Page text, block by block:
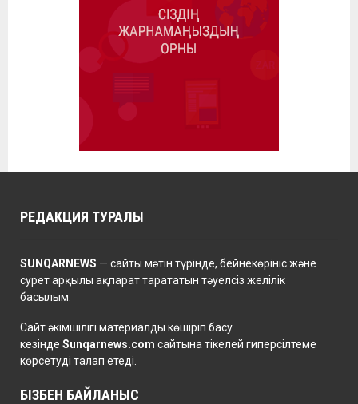
РЕДАКЦИЯ ТУРАЛЫ
SUNQARNEWS — сайты мәтін түрінде, бейнекөрініс және
сурет арқылы ақпарат тарататын тәуелсіз желілік
басылым.
Сайт әкімшілігі материалды көшіріп басу
кезінде Sunqarnews.com сайтына тікелей гиперсілтеме
көрсетуді талап етеді.
БІЗБЕН БАЙЛАНЫС